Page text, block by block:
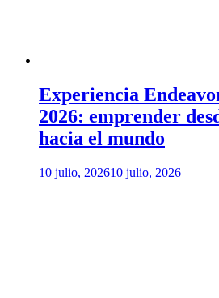
Experiencia
2026: emprender
hacia el mundo
10 julio, 202610 julio, 2026